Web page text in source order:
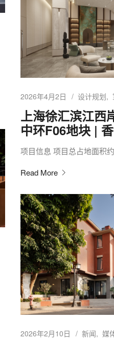
2026年4月2日 设计规划
上海徐汇滨江西
中环F06地块 |
项目信息 项目总占地面积
Read More
2026年2月10日 新闻 媒